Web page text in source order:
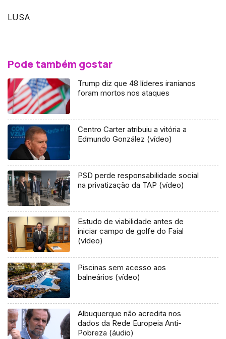
LUSA
Pode também gostar
Trump diz que 48 líderes iranianos
foram mortos nos ataques
Centro Carter atribuiu a vitória a
Edmundo González (vídeo)
PSD perde responsabilidade social
na privatização da TAP (vídeo)
Estudo de viabilidade antes de
iniciar campo de golfe do Faial
(vídeo)
Piscinas sem acesso aos
balneários (vídeo)
Albuquerque não acredita nos
dados da Rede Europeia Anti-
Pobreza (áudio)